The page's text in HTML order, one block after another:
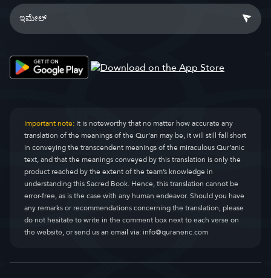
Important note:It is noteworthy that no matter how accurate any
translation of the meanings of the Qur’an may be, it will still fall short
in conveying the transcendent meanings of the miraculous Qur’anic
text, and that the meanings conveyed by this translation is only the
product reached by the extent of the team’s knowledge in
understanding this Sacred Book. Hence, this translation cannot be
error-free, as is the case with any human endeavor. Should you have
any remarks or recommendations concerning the translation, please
do not hesitate to write in the comment box next to each verse on
the website, or send us an email via:info@quranenc.com